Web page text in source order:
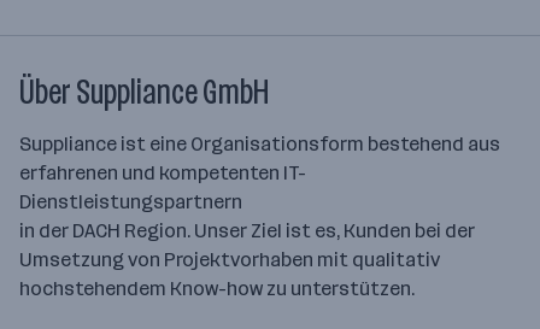
Über Suppliance GmbH
Suppliance ist eine Organisationsform bestehend aus
erfahrenen und kompetenten IT-
Dienstleistungspartnern
in der DACH Region. Unser Ziel ist es, Kunden bei der
Umsetzung von Projektvorhaben mit qualitativ
hochstehendem Know-how zu unterstützen.